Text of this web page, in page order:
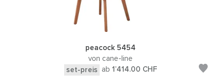
peacock 5454
von cane-line
set-preis
ab 1’414.00 CHF